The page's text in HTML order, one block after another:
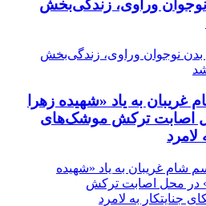
وراوی، زندگی‌بخش
به یاد «شهیده زهرا
اصابت ترکش موشک‌های
لامرد